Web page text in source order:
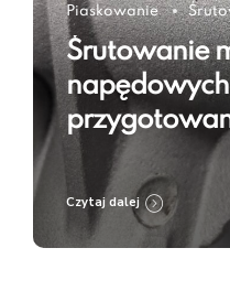
Piaskowanie
Śrutowanie
napędowych
regeneracji
Czytaj dalej